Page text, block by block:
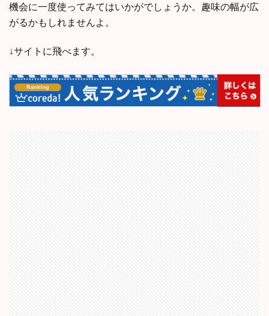
機会に一度使ってみてはいかがでしょうか。趣味の幅が広
がるかもしれませんよ。
↓サイトに飛べます。